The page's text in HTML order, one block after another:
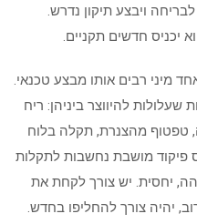
ויבצע תיקון נדרש.
יכניס חדשים תקניים.
מיני רבים אותו מבצע טכנאי.
להיווצר ביניהן: ריח
טפטוף מהצנרת, תקלה בלוח
פיקוד מושבת נחשבות לתקלות
יחסית. יש צורך לקחת את
יהיה צורך להחליפו בחדש.